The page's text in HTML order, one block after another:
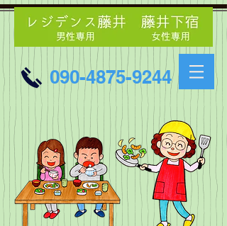
090-4875-9244